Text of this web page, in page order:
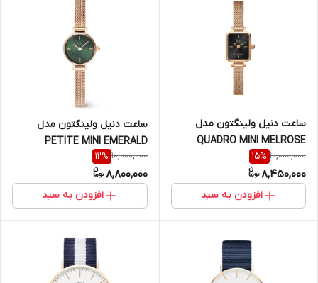
ساعت دنیل ولینگتون مدل
QUADRO MINI MELROSE
ONYX رزگلد
10,000,000
15%
8,450,000
افزودن به سبد
ساعت دنیل ولینگتون مدل
PETITE MINI EMERALD
MELROSE رزگلد صفحه سبز
(زنانه)
10,000,000
12%
8,800,000
افزودن به سبد